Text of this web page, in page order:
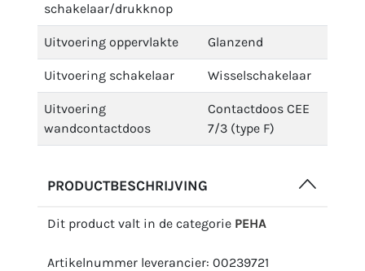
schakelaar/drukknop
Uitvoering oppervlakte Glanzend
Uitvoering schakelaar Wisselschakelaar
Uitvoering
wandcontactdoos
Contactdoos CEE
7/3 (type F)
PRODUCTBESCHRIJVING
Dit product valt in de categorie PEHA
Artikelnummer leverancier: 00239721